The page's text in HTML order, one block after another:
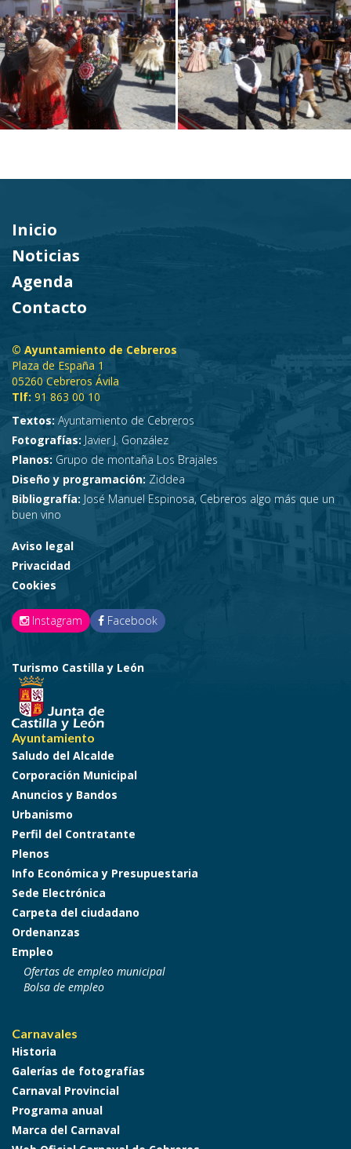
Inicio
Noticias
Agenda
Contacto
© Ayuntamiento de Cebreros
Plaza de España 1
05260 Cebreros Ávila
Tlf: 91 863 00 10
Textos: Ayuntamiento de Cebreros
Fotografías: Javier J. González
Planos: Grupo de montaña Los Brajales
Diseño y programación: Ziddea
Bibliografía: José Manuel Espinosa, Cebreros algo más que un
buen vino
Aviso legal
Privacidad
Cookies
Instagram Facebook
Turismo Castilla y León
Ayuntamiento
Saludo del Alcalde
Corporación Municipal
Anuncios y Bandos
Urbanismo
Perfil del Contratante
Plenos
Info Económica y Presupuestaria
Sede Electrónica
Carpeta del ciudadano
Ordenanzas
Empleo
Ofertas de empleo municipal
Bolsa de empleo
Carnavales
Historia
Galerías de fotografías
Carnaval Provincial
Programa anual
Marca del Carnaval